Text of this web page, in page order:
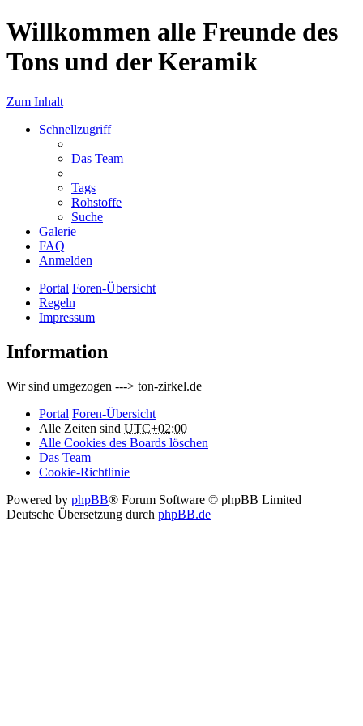
Willkommen alle Freunde des
Tons und der Keramik
Zum Inhalt
Schnellzugriff
Das Team
Tags
Rohstoffe
Suche
Galerie
FAQ
Anmelden
Portal Foren-Übersicht
Regeln
Impressum
Information
Wir sind umgezogen ---> ton-zirkel.de
Portal Foren-Übersicht
Alle Zeiten sind UTC+02:00
Alle Cookies des Boards löschen
Das Team
Cookie-Richtlinie
Powered by phpBB® Forum Software © phpBB Limited
Deutsche Übersetzung durch phpBB.de